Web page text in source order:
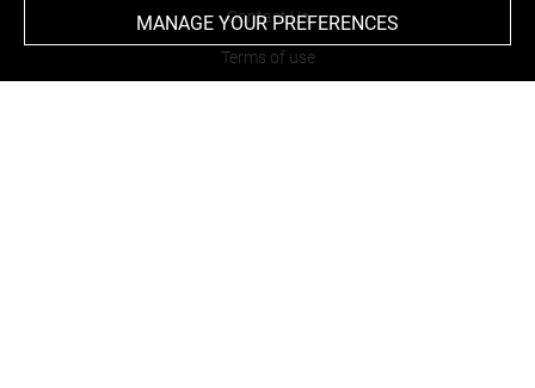
Contact Us
Terms of use
MANAGE YOUR PREFERENCES